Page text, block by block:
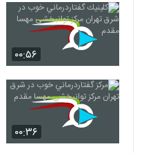
۰۰:۵۶
۰۰:۳۶